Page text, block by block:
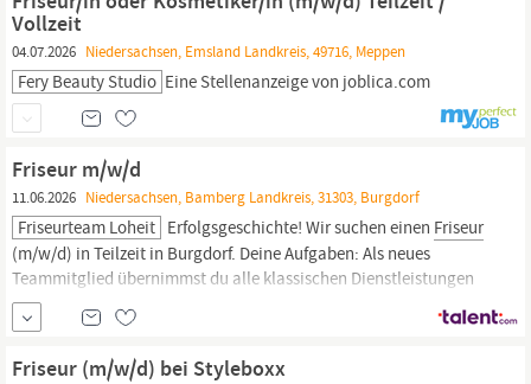
Miteinander. AUFGABEN
Vollzeit
04.07.2026 Niedersachsen, Emsland Landkreis, 49716, Meppen
Fery Beauty Studio Eine Stellenanzeige von joblica.com
Friseur m/w/d
11.06.2026 Niedersachsen, Bamberg Landkreis, 31303, Burgdorf
Friseurteam Loheit Erfolgsgeschichte! Wir suchen einen Friseur
(m/w/d) in Teilzeit in Burgdorf. Deine Aufgaben: Als neues
Teammitglied übernimmst du alle klassischen Dienstleistungen
desFriseurberufs.
und Kinder, Colorationen, Strähnentechniken, Balayage,
Haarpflege, Styling sowie Hochsteck- und Brautfrisuren.
Friseur (m/w/d) bei Styleboxx